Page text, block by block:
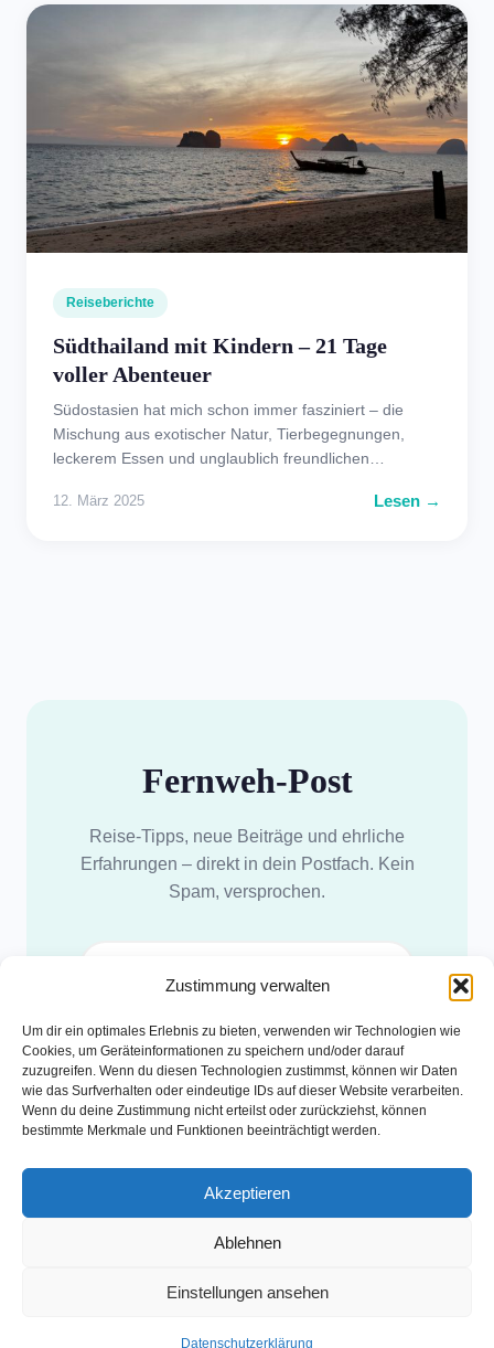
Zustimmung verwalten
Um dir ein optimales Erlebnis zu bieten, verwenden wir Technologien wie
Cookies, um Geräteinformationen zu speichern und/oder darauf
zuzugreifen. Wenn du diesen Technologien zustimmst, können wir Daten
wie das Surfverhalten oder eindeutige IDs auf dieser Website verarbeiten.
Wenn du deine Zustimmung nicht erteilst oder zurückziehst, können
bestimmte Merkmale und Funktionen beeinträchtigt werden.
Akzeptieren
Ablehnen
Einstellungen ansehen
Datenschutzerklärung
Reiseberichte
Südthailand mit Kindern – 21 Tage
voller Abenteuer
Südostasien hat mich schon immer fasziniert – die
Mischung aus exotischer Natur, Tierbegegnungen,
leckerem Essen und unglaublich freundlichen…
12. März 2025 Lesen →
Fernweh-Post
Reise-Tipps, neue Beiträge und ehrliche
Erfahrungen – direkt in dein Postfach. Kein
Spam, versprochen.
© 2026 Kind und Koffer · Janine